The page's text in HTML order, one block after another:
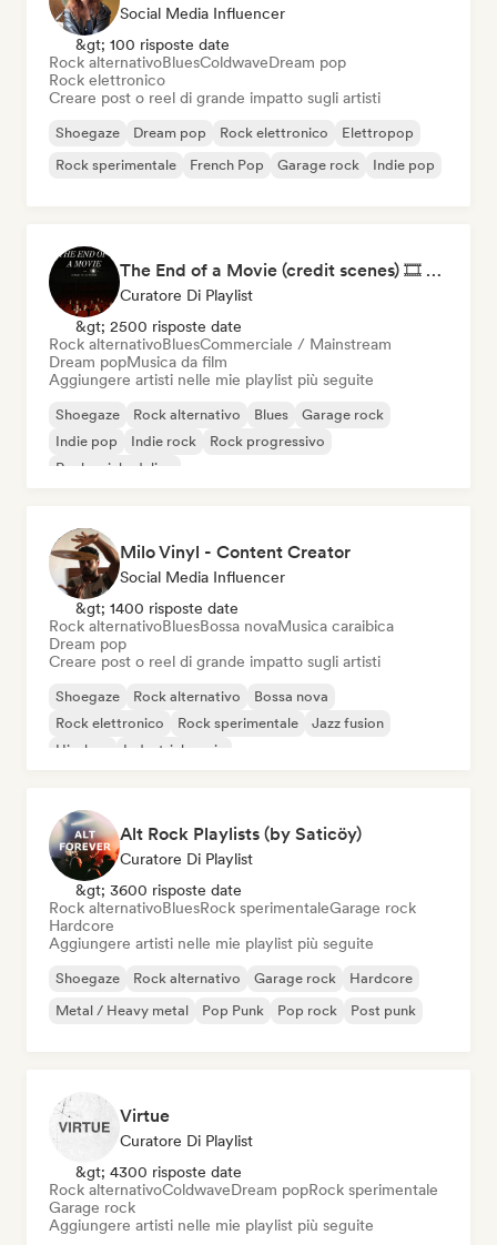
Social Media Influencer
&gt; 100 risposte date
Rock alternativoBluesColdwaveDream pop
Rock elettronico
Creare post o reel di grande impatto sugli artisti
Shoegaze Dream pop Rock elettronico
Elettropop
Rock sperimentale
French Pop Garage rock Indie pop
The End of a Movie (credit scenes) 🎞️ Cinematic Dream Pop & Bedroom Indie
Curatore Di Playlist
&gt; 2500 risposte date
Rock alternativoBluesCommerciale / Mainstream
Dream popMusica da film
Aggiungere artisti nelle mie playlist più seguite
Shoegaze Rock alternativo Blues
Garage rock
Indie pop
Indie rock
Rock progressivo
Rock psichedelico
Milo Vinyl - Content Creator
Social Media Influencer
&gt; 1400 risposte date
Rock alternativoBluesBossa novaMusica caraibica
Dream pop
Creare post o reel di grande impatto sugli artisti
Shoegaze Rock alternativo
Bossa nova
Rock elettronico
Rock sperimentale
Jazz fusion
Hip-hop
Industrial music
Alt Rock Playlists (by Saticöy)
Curatore Di Playlist
&gt; 3600 risposte date
Rock alternativoBluesRock sperimentaleGarage rock
Hardcore
Aggiungere artisti nelle mie playlist più seguite
Shoegaze Rock alternativo Garage rock
Hardcore
Metal / Heavy metal
Pop Punk Pop rock Post punk
Virtue
Curatore Di Playlist
&gt; 4300 risposte date
Rock alternativoColdwaveDream popRock sperimentale
Garage rock
Aggiungere artisti nelle mie playlist più seguite